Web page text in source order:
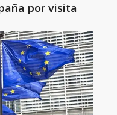
por visita